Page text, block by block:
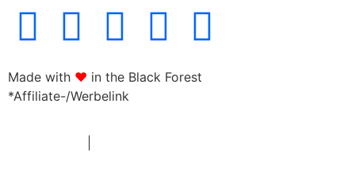
Made with ♥ in the Black Forest
*Affiliate-/Werbelink